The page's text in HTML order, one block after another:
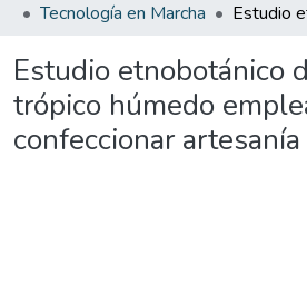
Tecnología en Marcha
Estudio etnobotánico
trópico húmedo
confeccionar artesanía